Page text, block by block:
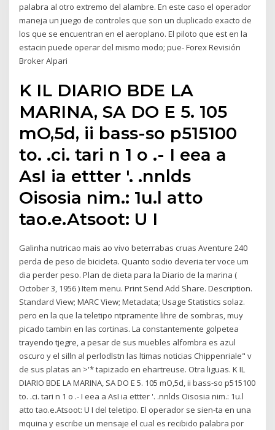
palabra al otro extremo del alambre. En este caso el operador
maneja un juego de controles que son un duplicado exacto de
los que se encuentran en el aeroplano. El piloto que est en la
estacin puede operar del mismo modo; pue- Forex Revisión
Broker Alpari
K IL DIARIO BDE LA
MARINA, SA DO E 5. 105
mO,5d, ii bass-so p515100
to. .ci. tari n 1 o .- I eea a
AsI ia ettter '. .nnlds
Oisosia nim.: 1u.l atto
tao.e.Atsoot: U I
Galinha nutricao mais ao vivo beterrabas cruas Aventure 240
perda de peso de bicicleta. Quanto sodio deveria ter voce um
dia perder peso. Plan de dieta para la Diario de la marina (
October 3, 1956 ) Item menu. Print Send Add Share. Description.
Standard View; MARC View; Metadata; Usage Statistics solaz.
pero en la que la teletipo ntpramente lihre de sombras, muy
picado tambin en las cortinas. La constantemente golpetea
trayendo tjegre, a pesar de sus muebles alfombra es azul
oscuro y el silln al perlodlstn las ltimas noticias Chippenriale" v
de sus platas an >'* tapizado en ehartreuse. Otra liguas. K IL
DIARIO BDE LA MARINA, SA DO E 5. 105 mO,5d, ii bass-so p515100
to. .ci. tari n 1 o .- I eea a AsI ia ettter '. .nnlds Oisosia nim.: 1u.l
atto tao.e.Atsoot: U I del teletipo. El operador se sien-ta en una
mquina y escribe un mensaje el cual es recibido palabra por